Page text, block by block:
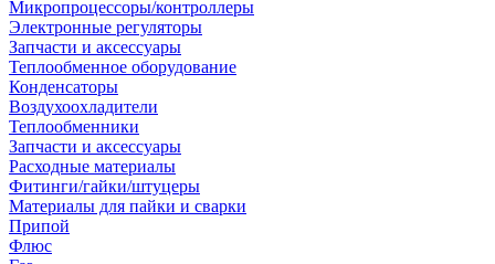
Микропроцессоры/контроллеры
Электронные регуляторы
Запчасти и аксессуары
Теплообменное оборудование
Конденсаторы
Воздухоохладители
Теплообменники
Запчасти и аксессуары
Расходные материалы
Фитинги/гайки/штуцеры
Материалы для пайки и сварки
Припой
Флюс